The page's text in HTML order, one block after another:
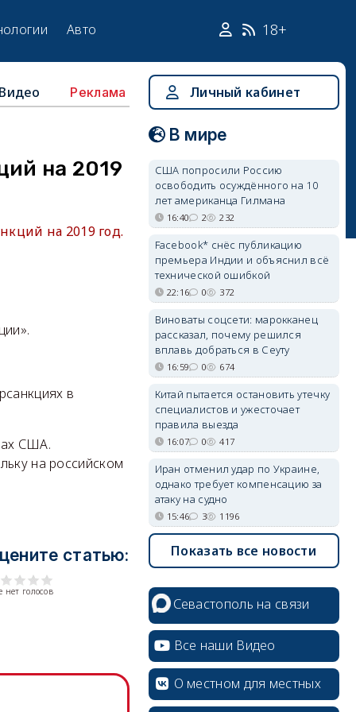
Авто 18+
Видео Реклама
на 2019
на 2019 год.
в
США.
на российском
статью:
нет голосов
Личный кабинет
В мире
США попросили Россию
освободить осуждённого на 10
лет американца Гилмана
16:40 2 232
Facebook* снёс публикацию
премьера Индии и объяснил всё
технической ошибкой
22:16 0 372
Виноваты соцсети: марокканец
рассказал, почему решился
вплавь добраться в Сеуту
16:59 0 674
Китай пытается остановить утечку
специалистов и ужесточает
правила выезда
16:07 0 417
Иран отменил удар по Украине,
однако требует компенсацию за
атаку на судно
15:46 3 1196
Показать все новости
Севастополь на связи
Все наши Видео
О местном для местных